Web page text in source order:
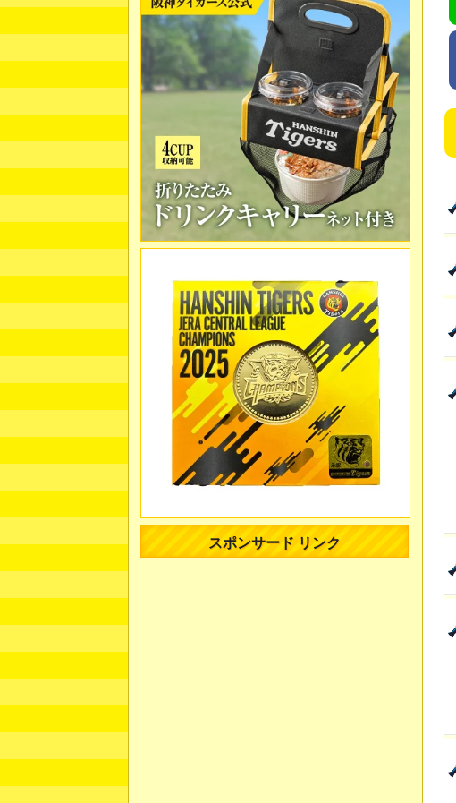
スポンサード リンク